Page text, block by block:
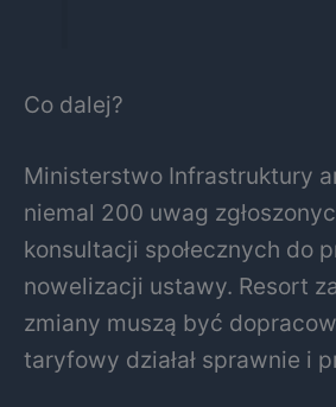
Co dalej?
Ministerstwo Infrastruktury
niemal 200 uwag
konsultacji społecznych do
nowelizacji ustawy. Resort
zmiany muszą być
taryfowy działał sprawnie i